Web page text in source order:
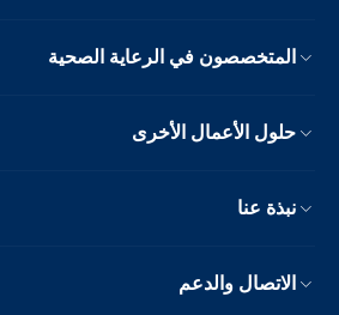
المتخصصون في الرعاية الصحية
حلول الأعمال الأخرى
نبذة عنا
الاتصال والدعم